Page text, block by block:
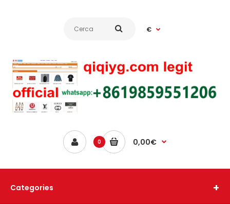
€
0 0,00€
Categories